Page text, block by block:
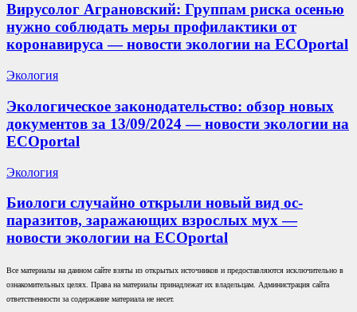
Вирусолог Аграновский: Группам риска осенью
нужно соблюдать меры профилактики от
коронавируса — новости экологии на ECOportal
Экология
Экологическое законодательство: обзор новых
документов за 13/09/2024 — новости экологии на
ECOportal
Экология
Биологи случайно открыли новый вид ос-
паразитов, заражающих взрослых мух —
новости экологии на ECOportal
Все материалы на данном сайте взяты из открытых источников и предоставляются исключительно в
ознакомительных целях. Права на материалы принадлежат их владельцам. Администрация сайта
ответственности за содержание материала не несет.